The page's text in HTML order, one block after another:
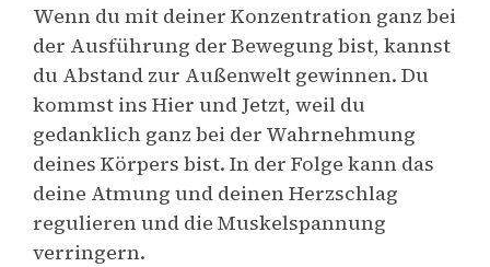
Wenn du mit deiner Konzentration ganz bei
der Ausführung der Bewegung bist, kannst
du Abstand zur Außenwelt gewinnen. Du
kommst ins Hier und Jetzt, weil du
gedanklich ganz bei der Wahrnehmung
deines Körpers bist. In der Folge kann das
deine Atmung und deinen Herzschlag
regulieren und die Muskelspannung
verringern.